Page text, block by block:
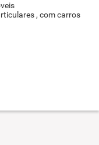
, com carros